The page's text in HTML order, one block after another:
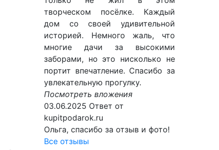
творческом посёлке. Каждый
дом со своей удивительной
историей. Немного жаль, что
многие дачи за высокими
заборами, но это нисколько не
портит впечатление. Спасибо за
увлекательную прогулку.
Посмотреть вложения
03.06.2025 Ответ от
kupitpodarok.ru
Ольга, спасибо за отзыв и фото!
Все отзывы